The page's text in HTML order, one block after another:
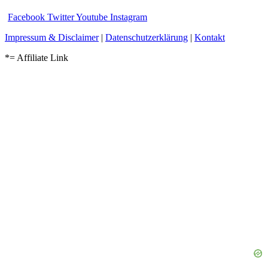
Facebook TwitterYoutube Instagram
Impressum & Disclaimer| Datenschutzerklärung | Kontakt
*= Affiliate Link